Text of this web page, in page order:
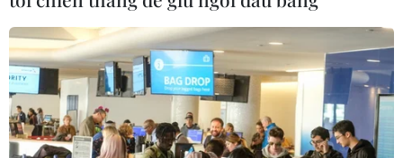
Bộ Tư pháp Mỹ mở chiến dịch thu
hồi quốc tịch quy mô lớn
04/08/2026 06:14